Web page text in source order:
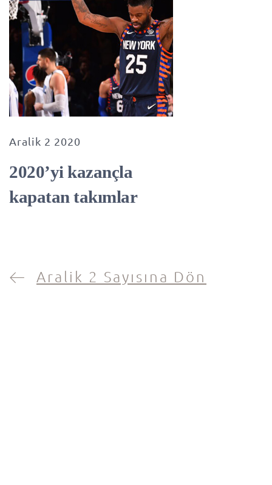
Aralik 2 2020
2020’yi kazançla
kapatan takımlar
Aralik 2 Sayısına Dön